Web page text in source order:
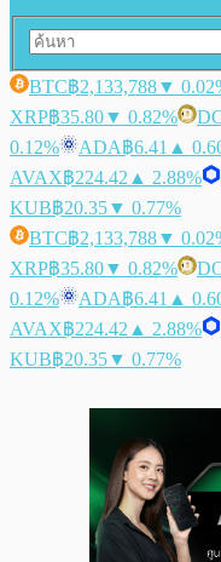
BTC฿2,133,788▼
XRP฿35.80▼ 0.82%
0.12%
ADA฿6.41 ▲
AVAX฿224.42 ▲ 2.88%
KUB฿20.35▼ 0.77%
BTC฿2,133,788▼
XRP฿35.80▼ 0.82%
0.12%
ADA฿6.41 ▲
AVAX฿224.42 ▲ 2.88%
KUB฿20.35▼ 0.77%